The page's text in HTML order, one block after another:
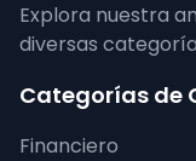
Explora nuestra
diversas
Categorías de
Financiero